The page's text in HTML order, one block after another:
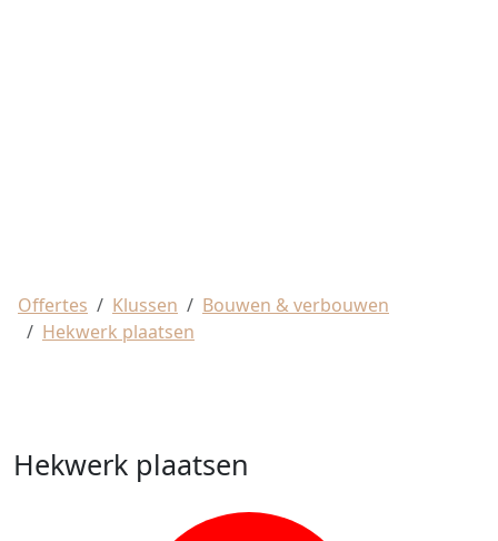
Offertes Klussen
Bouwen & verbouwen
Hekwerk plaatsen
Hekwerk plaatsen